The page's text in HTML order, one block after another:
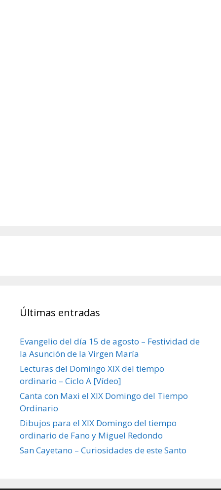
Últimas entradas
Evangelio del día 15 de agosto – Festividad de
la Asunción de la Virgen María
Lecturas del Domingo XIX del tiempo
ordinario – Ciclo A [Vídeo]
Canta con Maxi el XIX Domingo del Tiempo
Ordinario
Dibujos para el XIX Domingo del tiempo
ordinario de Fano y Miguel Redondo
San Cayetano – Curiosidades de este Santo